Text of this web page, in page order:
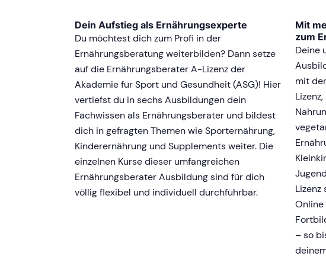
Dein Aufstieg als Ernährungsexperte
Du möchtest dich zum Profi in der
Ernährungsberatung weiterbilden? Dann setze
auf die Ernährungsberater A-Lizenz der
Akademie für Sport und Gesundheit (ASG)! Hier
vertiefst du in sechs Ausbildungen dein
Fachwissen als Ernährungsberater und bildest
dich in gefragten Themen wie Sporternährung,
Kinderernährung und Supplements weiter. Die
einzelnen Kurse dieser umfangreichen
Ernährungsberater Ausbildung sind für dich
völlig flexibel und individuell durchführbar.
Mit
zum
Deine
mit
Lizenz
Online
– so